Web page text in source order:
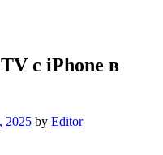
с iPhone в
2025 by Editor